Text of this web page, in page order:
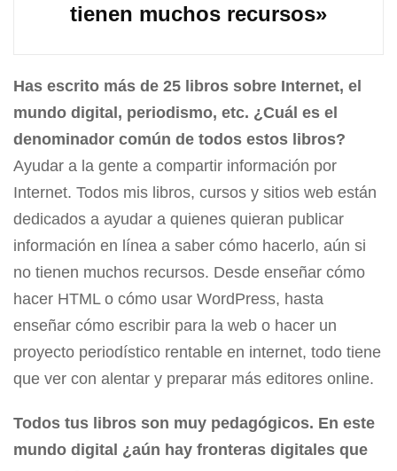
tienen muchos recursos»
Has escrito más de 25 libros sobre Internet, el
mundo digital, periodismo, etc. ¿Cuál es el
denominador común de todos estos libros?
Ayudar a la gente a compartir información por
Internet. Todos mis libros, cursos y sitios web están
dedicados a ayudar a quienes quieran publicar
información en línea a saber cómo hacerlo, aún si
no tienen muchos recursos. Desde enseñar cómo
hacer HTML o cómo usar WordPress, hasta
enseñar cómo escribir para la web o hacer un
proyecto periodístico rentable en internet, todo tiene
que ver con alentar y preparar más editores online.
Todos tus libros son muy pedagógicos. En este
mundo digital ¿aún hay fronteras digitales que